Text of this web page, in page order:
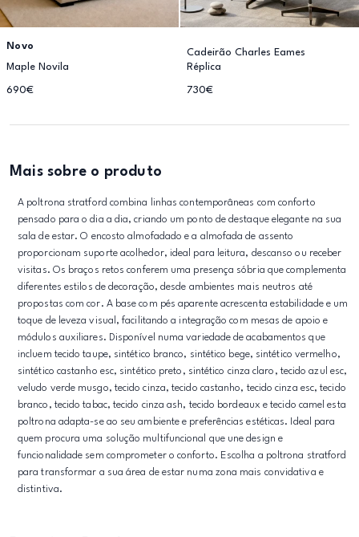
Novo
Maple Novila
690€
Cadeirão Charles Eames
Réplica
730€
Mais sobre o produto
A poltrona stratford combina linhas contemporâneas com conforto
pensado para o dia a dia, criando um ponto de destaque elegante na sua
sala de estar. O encosto almofadado e a almofada de assento
proporcionam suporte acolhedor, ideal para leitura, descanso ou receber
visitas. Os braços retos conferem uma presença sóbria que complementa
diferentes estilos de decoração, desde ambientes mais neutros até
propostas com cor. A base com pés aparente acrescenta estabilidade e um
toque de leveza visual, facilitando a integração com mesas de apoio e
módulos auxiliares. Disponível numa variedade de acabamentos que
incluem tecido taupe, sintético branco, sintético bege, sintético vermelho,
sintético castanho esc, sintético preto, sintético cinza claro, tecido azul esc,
veludo verde musgo, tecido cinza, tecido castanho, tecido cinza esc, tecido
branco, tecido tabac, tecido cinza ash, tecido bordeaux e tecido camel esta
poltrona adapta-se ao seu ambiente e preferências estéticas. Ideal para
quem procura uma solução multifuncional que une design e
funcionalidade sem comprometer o conforto. Escolha a poltrona stratford
para transformar a sua área de estar numa zona mais convidativa e
distintiva.